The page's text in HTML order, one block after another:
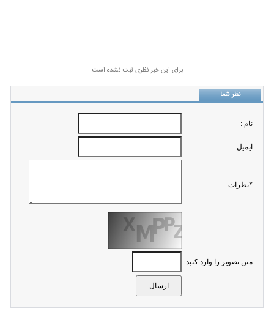
برای این خبر نظری ثبت نشده است
نظر شما
نام :
ايميل :
*نظرات :
متن تصویر را وارد کنید: